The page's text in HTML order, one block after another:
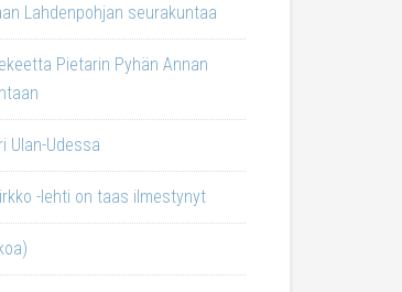
Lahdenpohjan seurakuntaa
Pietarin Pyhän Annan
Ulan-Udessa
-lehti on taas ilmestynyt